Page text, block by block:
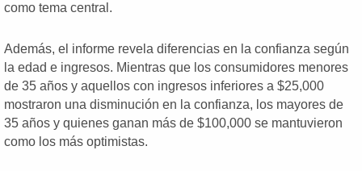
como tema central.
Además, el informe revela diferencias en la confianza según
la edad e ingresos. Mientras que los consumidores menores
de 35 años y aquellos con ingresos inferiores a $25,000
mostraron una disminución en la confianza, los mayores de
35 años y quienes ganan más de $100,000 se mantuvieron
como los más optimistas.